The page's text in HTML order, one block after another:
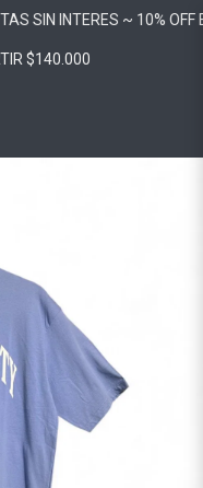
SIN INTERES ~ 10% OFF
$140.000